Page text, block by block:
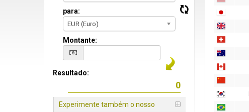
para:
EUR (Euro)
Montante:
Resultado:
Experimente também o nosso